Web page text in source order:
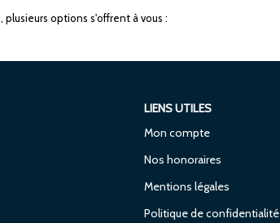
options s'offrent à vous :
LIENS UTILES
Mon compte
Nos honoraires
Mentions légales
Politique de confidentialité